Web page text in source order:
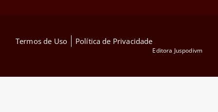
Termos de Uso Política de Privacidade
Editora Juspodivm